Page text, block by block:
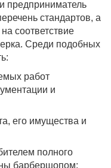
предприниматель
стандартов, а
соответствие
Среди подобных
работ
и
его имущества и
полного
барбершопом;